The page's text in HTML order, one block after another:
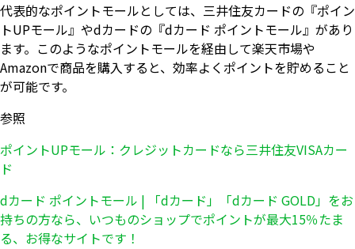
代表的なポイントモールとしては、三井住友カードの『ポイン
トUPモール』やdカードの『dカード ポイントモール』があり
ます。このようなポイントモールを経由して楽天市場や
Amazonで商品を購入すると、効率よくポイントを貯めること
が可能です。
参照
ポイントUPモール：クレジットカードなら三井住友VISAカー
ド
dカード ポイントモール | 「dカード」「dカード GOLD」をお
持ちの方なら、いつものショップでポイントが最大15％たま
る、お得なサイトです！